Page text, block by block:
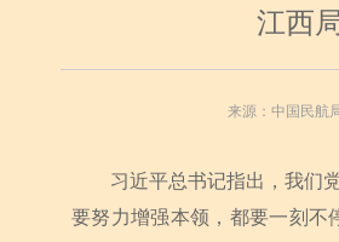
江西
来源：中国民航
习近平总书记指出，我们党
要努力增强本领，都要一刻不